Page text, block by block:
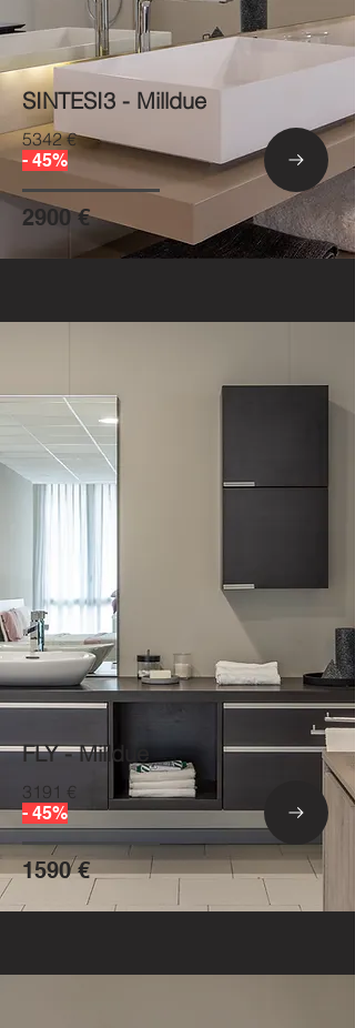
SINTESI3 - Milldue
5342 €
- 45%
2900 €
FLY - Milldue
3191 €
- 45%
1590 €